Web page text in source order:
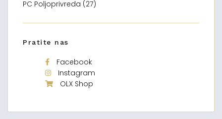
PC Poljoprivreda (27)
Pratite nas
Facebook
Instagram
OLX Shop